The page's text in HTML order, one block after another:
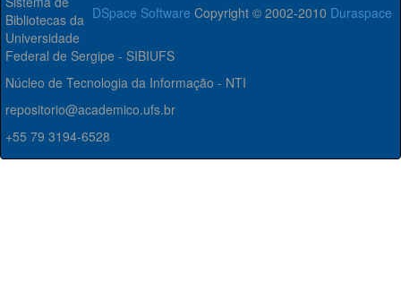
DSpace Software Copyright © 2002-2010 Duraspace
Bibliotecas da
Universidade
Federal de Sergipe - SIBIUFS
Núcleo de Tecnologia da Informação - NTI
repositorio@academico.ufs.br
+55 79 3194-6528